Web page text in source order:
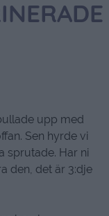
upp med
Sen hyrde vi
sprutade. Har ni
den, det är 3:dje